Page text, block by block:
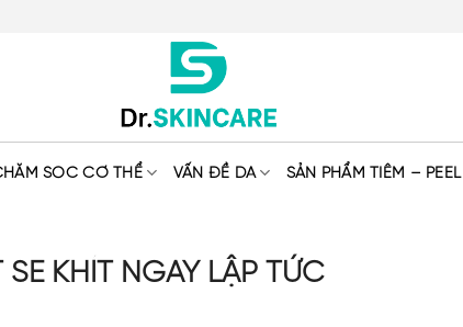
SÓC CƠ THỂ VẤN ĐỀ DA SẢN PHẨM TIÊM – PEEL
KHÍT NGAY LẬP TỨC